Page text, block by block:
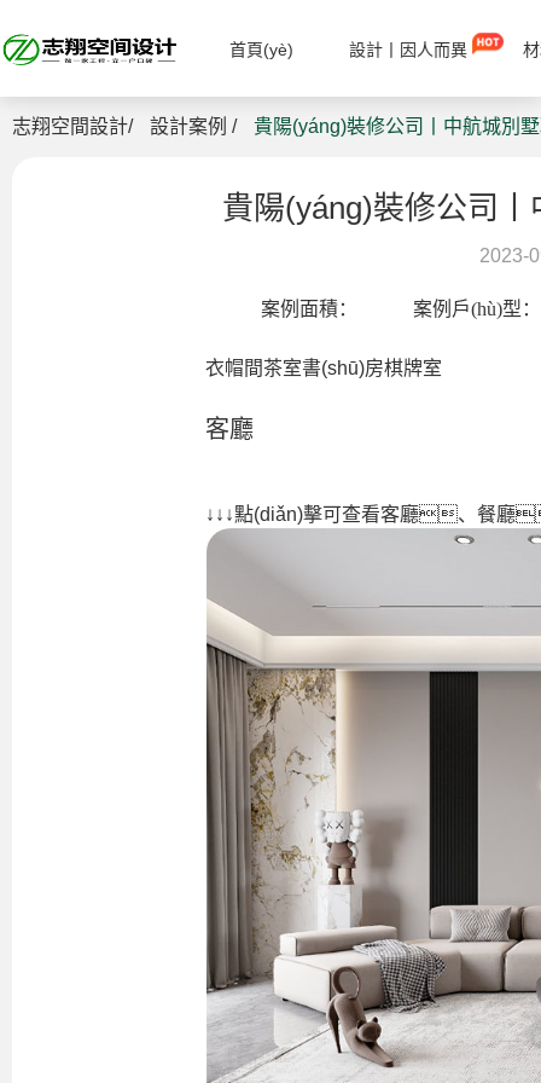
首頁(yè) 設計丨因人而異
志翔空間設計/ 設計案例 / 貴陽(yáng)裝修公司丨中航城別
貴陽(yáng)裝修公司
2023-
案例面積： 案例戶(hù)型：
衣帽間茶室書(shū)房棋牌室
客廳
↓ ↓ ↓點(diǎn)擊可查看客廳、餐廳